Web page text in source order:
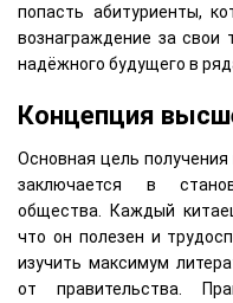
попасть абитуриенты,
вознаграждение за свои
надёжного будущего в
Концепция
Основная цель
заключается в
общества. Каждый
что он полезен и
изучить максимум
от правительства.